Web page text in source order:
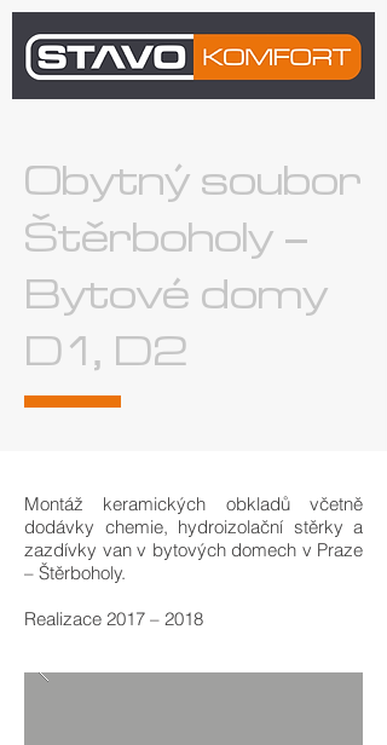
Montáž keramických obkladů včetně
dodávky chemie, hydroizolační stěrky a
zazdívky van v bytových domech v Praze
– Štěrboholy.
Realizace 2017 – 2018
Obytný soubor
Štěrboholy –
Bytové domy
D1, D2